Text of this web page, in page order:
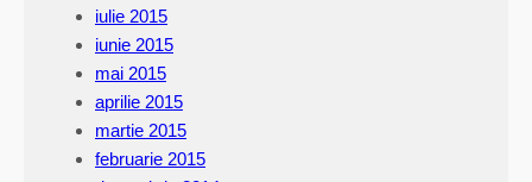
iulie 2015
iunie 2015
mai 2015
aprilie 2015
martie 2015
februarie 2015